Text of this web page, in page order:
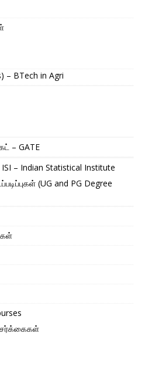
– BTech in Agri
– GATE
ISI – Indian Statistical Institute
(UG and PG Degree